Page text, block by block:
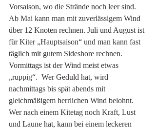
Vorsaison, wo die Strände noch leer sind.
Ab Mai kann man mit zuverlässigem Wind
über 12 Knoten rechnen. Juli und August ist
für Kiter „Hauptsaison“ und man kann fast
täglich mit gutem Sideshore rechnen.
Vormittags ist der Wind meist etwas
„ruppig“.  Wer Geduld hat, wird
nachmittags bis spät abends mit
gleichmäßigem herrlichen Wind belohnt.
Wer nach einem Kitetag noch Kraft, Lust
und Laune hat, kann bei einem leckeren